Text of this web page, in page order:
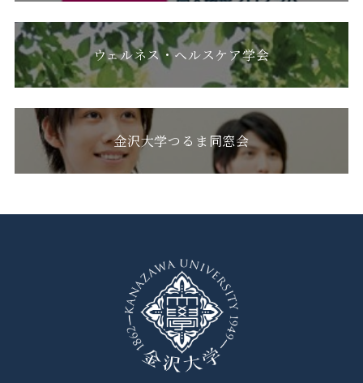
ウェルネス・ヘルスケア学会
金沢大学つるま同窓会